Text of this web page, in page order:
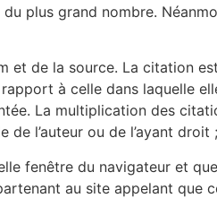
plus grand nombre.
et de la source. La citation
à celle dans laquelle
La multiplication des
l’auteur ou de l’ayant droit ;
fenêtre du navigateur et
au site appelant que